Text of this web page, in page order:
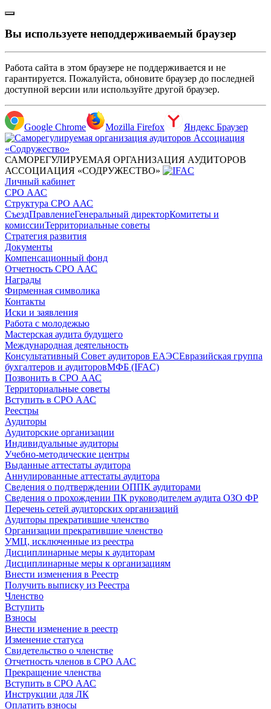
Вы используете неподдерживаемый браузер
Работа сайта в этом браузере не поддерживается и не
гарантируется. Пожалуйста, обновите браузер до последней
доступной версии или используйте другой браузер.
Google Chrome Mozilla Firefox Яндекс Браузер
САМОРЕГУЛИРУЕМАЯ ОРГАНИЗАЦИЯ АУДИТОРОВ
АССОЦИАЦИЯ «СОДРУЖЕСТВО»
Личный кабинет
СРО ААС
Структура СРО ААС
СъездПравлениеГенеральный директорКомитеты и
комиссииТерриториальные советы
Стратегия развития
Документы
Компенсационный фонд
Отчетность СРО ААС
Награды
Фирменная символика
Контакты
Иски и заявления
Работа с молодежью
Мастерская аудита будущего
Международная деятельность
Консультативный Совет аудиторов ЕАЭСЕвразийская группа
бухгалтеров и аудиторовМФБ (IFAC)
Позвонить в СРО ААС
Территориальные советы
Вступить в СРО ААС
Реестры
Аудиторы
Аудиторские организации
Индивидуальные аудиторы
Учебно-методические центры
Выданные аттестаты аудитора
Аннулированные аттестаты аудитора
Сведения о подтверждении ОППК аудиторами
Сведения о прохождении ПК руководителем аудита ОЗО ФР
Перечень сетей аудиторских организаций
Аудиторы прекратившие членство
Организации прекратившие членство
УМЦ, исключенные из реестра
Дисциплинарные меры к аудиторам
Дисциплинарные меры к организациям
Внести изменения в Реестр
Получить выписку из Реестра
Членство
Вступить
Взносы
Внести изменение в реестр
Изменение статуса
Свидетельство о членстве
Отчетность членов в СРО ААС
Прекращение членства
Вступить в СРО ААС
Инструкции для ЛК
Оплатить взносы